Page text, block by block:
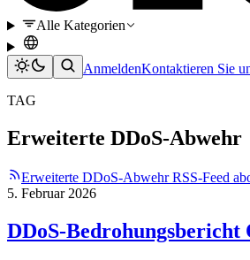
Alle Kategorien
AnmeldenKontaktieren Sie
TAG
Erweiterte DDoS-Abwehr
Erweiterte DDoS-Abwehr RSS-Feed
5. Februar 2026
DDoS-